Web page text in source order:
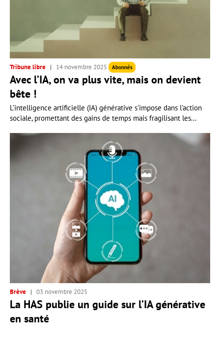
Tribune libre 14 novembre 2025 Abonnés
Avec l’IA, on va plus vite, mais on devient
bête !
L’intelligence artificielle (IA) générative s'impose dans l'action
sociale, promettant des gains de temps mais fragilisant les...
Brève 03 novembre 2025
La HAS publie un guide sur l’IA générative
en santé